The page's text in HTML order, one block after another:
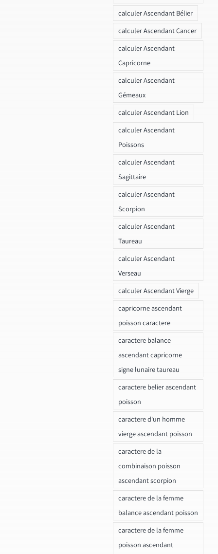
calculer Ascendant Bélier
calculer Ascendant Cancer
calculer Ascendant
Capricorne
calculer Ascendant
Gémeaux
calculer Ascendant Lion
calculer Ascendant
Poissons
calculer Ascendant
Sagittaire
calculer Ascendant
Scorpion
calculer Ascendant
Taureau
calculer Ascendant
Verseau
calculer Ascendant Vierge
capricorne ascendant
poisson caractere
caractere balance
ascendant capricorne
signe lunaire taureau
caractere belier ascendant
poisson
caractere d'un homme
vierge ascendant poisson
caractere de la
combinaison poisson
ascendant scorpion
caractere de la femme
balance ascendant poisson
caractere de la femme
poisson ascendant